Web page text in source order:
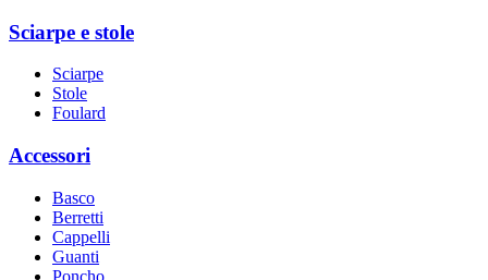
Sciarpe e stole
Sciarpe
Stole
Foulard
Accessori
Basco
Berretti
Cappelli
Guanti
Poncho